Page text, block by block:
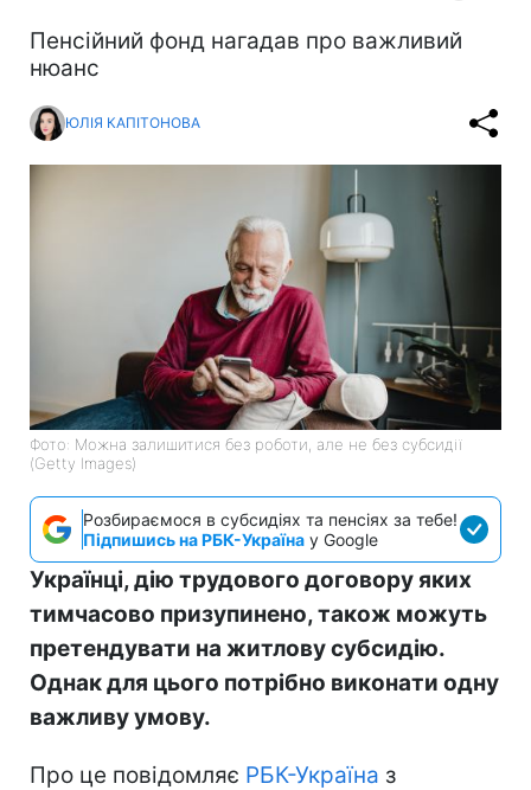
Пенсійний фонд нагадав про важливий
нюанс
ЮЛІЯ КАПІТОНОВА
Фото: Можна залишитися без роботи, але не без субсидії
(Getty Images)
Розбираємося в субсидіях та пенсіях за тебе!
Підпишись на РБК-Україна у Google
Українці, дію трудового договору яких
тимчасово призупинено, також можуть
претендувати на житлову субсидію.
Однак для цього потрібно виконати одну
важливу умову.
Про це повідомляє РБК-Україна з